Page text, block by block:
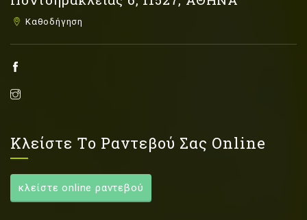
Καθοδήγηση
Κλείστε Το Ραντεβού Σας Online
κλείστε online ραντεβού